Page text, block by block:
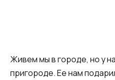
Живем мы в городе, но у
пригороде. Ее нам